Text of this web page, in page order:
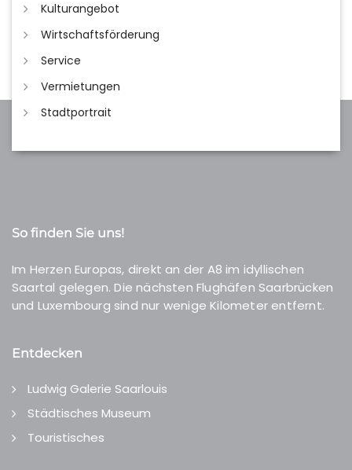
Kulturangebot
Wirtschaftsförderung
Service
Vermietungen
Stadtportrait
So finden Sie uns!
Im Herzen Europas, direkt an der A8 im idyllischen
Saartal gelegen. Die nächsten Flughäfen Saarbrücken
und Luxembourg sind nur wenige Kilometer entfernt.
Entdecken
Ludwig Galerie Saarlouis
Städtisches Museum
Touristisches